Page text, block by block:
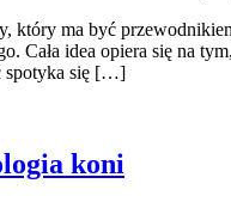
który ma być
Cała idea opiera się na
spotyka się […]
koni